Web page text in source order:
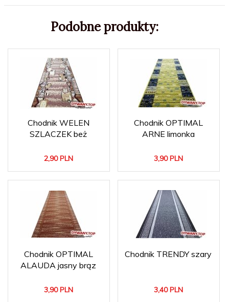
Podobne produkty:
Chodnik WELEN
SZLACZEK beż
2,90 PLN
Chodnik OPTIMAL
ARNE limonka
3,90 PLN
Chodnik OPTIMAL
ALAUDA jasny brąz
3,90 PLN
Chodnik TRENDY szary
3,40 PLN